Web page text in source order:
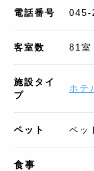
電話番号 045-
客室数 81室
施設タイ
プ
ホテ
ペット ペッ
食事